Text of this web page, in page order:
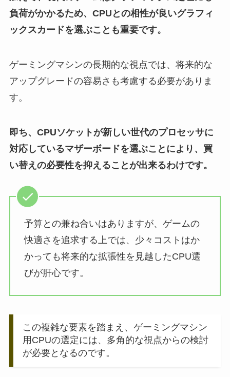
負荷がかかるため、CPUとの相性が良いグラフィ
ックスカードを選ぶことも重要です。
ゲーミングマシンの長期的な視点では、将来的な
アップグレードの容易さも考慮する必要がありま
す。
即ち、CPUソケットが新しい世代のプロセッサに
対応しているマザーボードを選ぶことにより、買
い替えの必要性を抑えることが出来るわけです。
予算との兼ね合いはありますが、ゲームの
快適さを追求する上では、少々コストはか
かっても将来的な拡張性を見越したCPU選
びが肝心です。
この複雑な要素を踏まえ、ゲーミングマシン
用CPUの選定には、多角的な視点からの検討
が必要となるのです。